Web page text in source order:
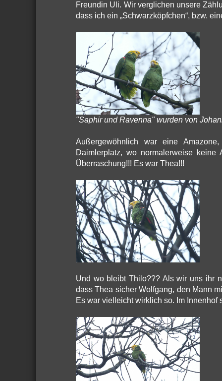
Freundin Uli. Wir verglichen unsere
dass ich ein „Schwarzköpfchen“, bzw.
"Saphir und Ravenna" wurden von
Außergewöhnlich war eine
Daimlerplatz, wo normalerweise
Überraschung!!! Es war Thea!!!
Und wo bleibt Thilo??? Als wir uns ihr
dass Thea sicher Wolfgang, den Mann
Es war vielleicht wirklich so. Im Innenhof